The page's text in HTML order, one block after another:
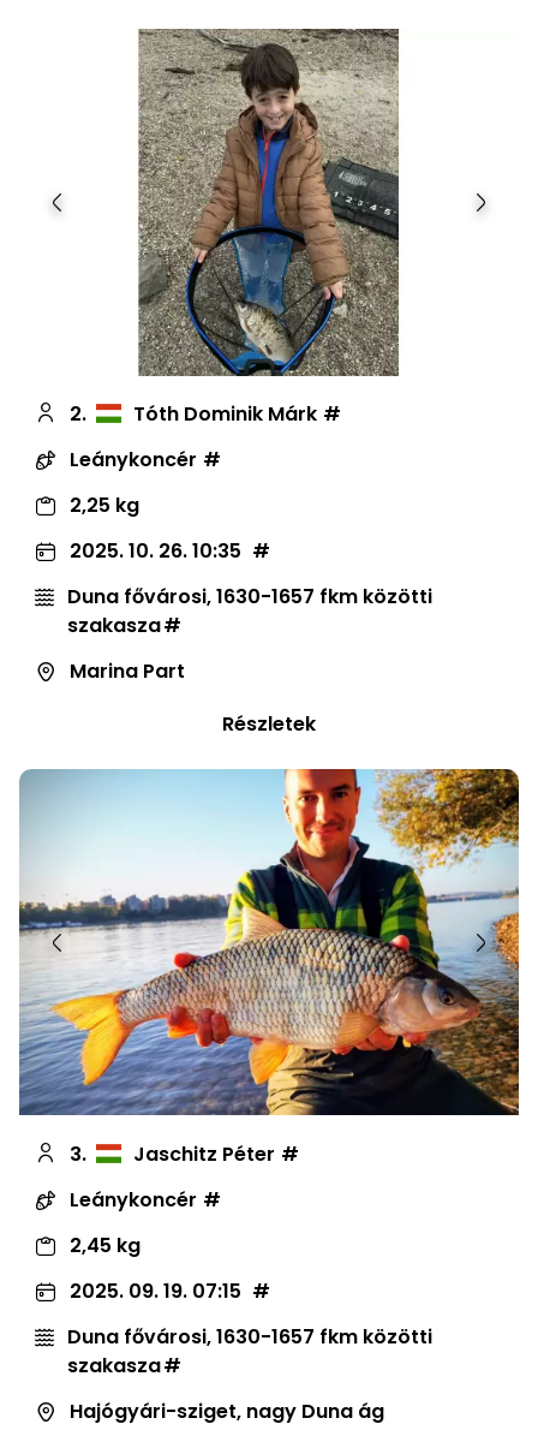
Előző
2.
Tóth Dominik Márk
Leánykoncér
2,25 kg
2025. 10. 26. 10:35
Duna fővárosi, 1630-1657 fkm közötti
szakasza
Marina Part
Részletek
Előző
3.
Jaschitz Péter
Leánykoncér
2,45 kg
2025. 09. 19. 07:15
Duna fővárosi, 1630-1657 fkm közötti
szakasza
Hajógyári-sziget, nagy Duna ág